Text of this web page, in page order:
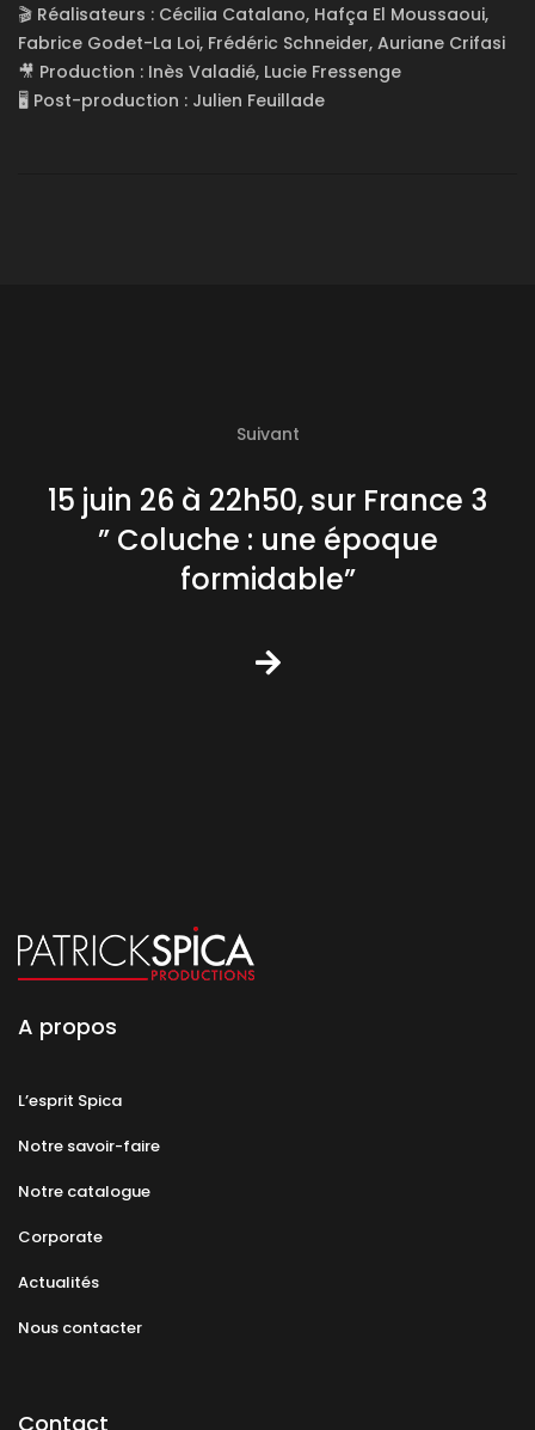
🎬 Réalisateurs : Cécilia Catalano, Hafça El Moussaoui,
Fabrice Godet-La Loi, Frédéric Schneider, Auriane Crifasi
🎥 Production : Inès Valadié, Lucie Fressenge
🖥️ Post-production : Julien Feuillade
Suivant
15 juin 26 à 22h50, sur France 3
” Coluche : une époque
formidable”
A propos
L’esprit Spica
Notre savoir-faire
Notre catalogue
Corporate
Actualités
Nous contacter
Contact